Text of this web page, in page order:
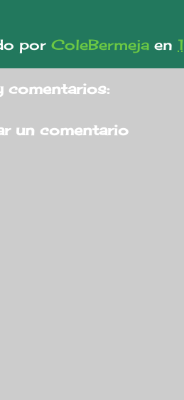
por ColeBermeja en
comentarios:
un comentario